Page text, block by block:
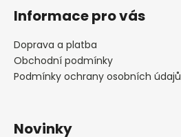
Informace pro vás
Doprava a platba
Obchodní podmínky
Podmínky ochrany osobních údajů
Novinky